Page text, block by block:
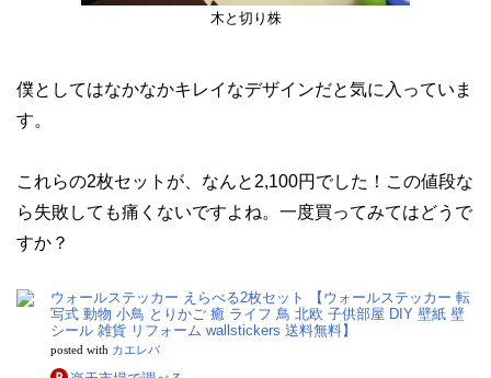
木と切り株
僕としてはなかなかキレイなデザインだと気に入っていま
す。
これらの2枚セットが、なんと2,100円でした！この値段な
ら失敗しても痛くないですよね。一度買ってみてはどうで
すか？
ウォールステッカー えらべる2枚セット 【ウォールステッカー 転
写式 動物 小鳥 とりかご 癒 ライフ 鳥 北欧 子供部屋 DIY 壁紙 壁
シール 雑貨 リフォーム wallstickers 送料無料】
posted with カエレバ